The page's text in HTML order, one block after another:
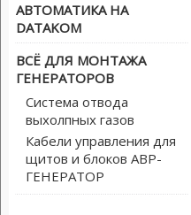
АВТОМАТИКА НА
DATAKOM
ВСЁ ДЛЯ МОНТАЖА
ГЕНЕРАТОРОВ
Система отвода
выхолпных газов
Кабели управления для
щитов и блоков АВР-
ГЕНЕРАТОР